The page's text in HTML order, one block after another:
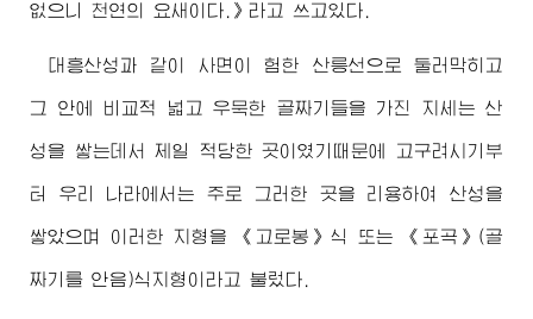
없으니 천연의 요새이다.》라고 쓰고있다.
대흥산성과 같이 사면이 험한 산릉선으로 둘러막히고
그 안에 비교적 넓고 우묵한 골짜기들을 가진 지세는 산
성을 쌓는데서 제일 적당한 곳이였기때문에 고구려시기부
터 우리 나라에서는 주로 그러한 곳을 리용하여 산성을
쌓았으며 이러한 지형을 《고로봉》식 또는 《포곡》(골
짜기를 안음)식지형이라고 불렀다.